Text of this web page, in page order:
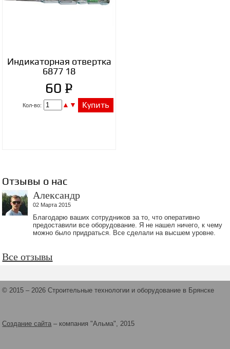
Индикаторная отвертка
6877 18
60P
УБ.
Кол-во: ▲ ▼ Купить
Отзывы о нас
Александр
02 Марта 2015
Благодарю ваших сотрудников за то, что оперативно
предоставили все оборудование. Я не нашел ничего, к чему
можно было придраться. Все сделали на высшем уровне.
Все отзывы
© 2015 – 2026 Строительные технологии и оборудование в Брянске
Создание сайта – компания "Альма", 2015